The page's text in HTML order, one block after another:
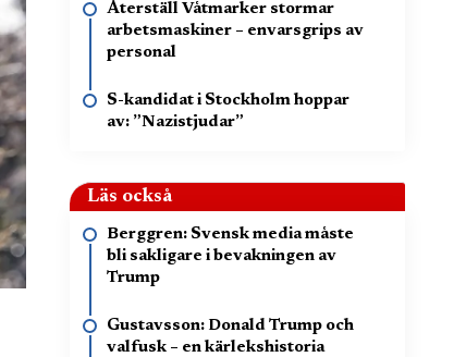
Återställ Våtmarker stormar
arbetsmaskiner – envarsgrips av
personal
S-kandidat i Stockholm hoppar
av: ”Nazistjudar”
Läs också
Berggren: Svensk media måste
bli sakligare i bevakningen av
Trump
Gustavsson: Donald Trump och
valfusk – en kärlekshistoria